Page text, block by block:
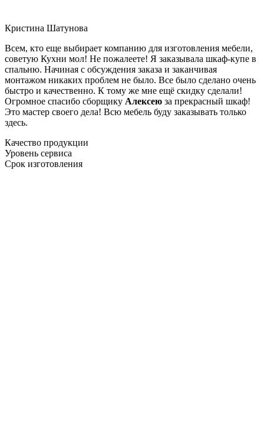
Кристина Шатунова
Всем, кто еще выбирает компанию для изготовления мебели,
советую Кухни мол! Не пожалеете! Я заказывала шкаф-купе в
спальню. Начиная с обсуждения заказа и заканчивая
монтажом никаких проблем не было. Все было сделано очень
быстро и качественно. К тому же мне ещё скидку сделали!
Огромное спасибо сборщику Алексею за прекрасный шкаф!
Это мастер своего дела! Всю мебель буду заказывать только
здесь.
Качество продукции
Уровень сервиса
Срок изготовления